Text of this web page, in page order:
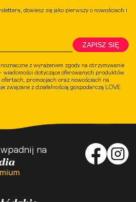
dowiesz się jako pierwszy o nowościach i
ZAPISZ SIĘ
z wyrażeniem zgody na otrzymywanie
wiadomości dotyczące oferowanych produktów
ofertach, promocjach oraz nowościach na
związane z działalnością gospodarczą LOVE
na